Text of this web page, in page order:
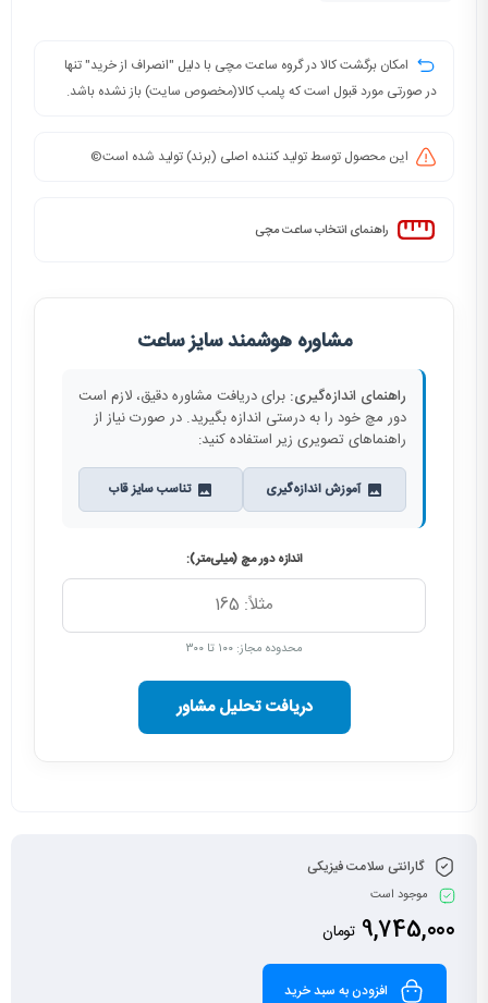
امکان برگشت کالا در گروه ساعت مچی با دلیل "انصراف از خرید" تنها
در صورتی مورد قبول است که پلمب کالا(مخصوص سایت) باز نشده باشد.
این محصول توسط تولید کننده اصلی (برند) تولید شده است©️
راهنمای انتخاب ساعت مچی
مشاوره هوشمند سایز ساعت
راهنمای اندازه‌گیری: برای دریافت مشاوره دقیق، لازم است
دور مچ خود را به درستی اندازه بگیرید. در صورت نیاز از
راهنماهای تصویری زیر استفاده کنید:
آموزش اندازه‌گیری تناسب سایز قاب
اندازه دور مچ (میلی‌متر):
محدوده مجاز: ۱۰۰ تا ۳۰۰
دریافت تحلیل مشاور
گارانتی سلامت فیزیکی
موجود است
9,745,000 تومان
افزودن به سبد خرید